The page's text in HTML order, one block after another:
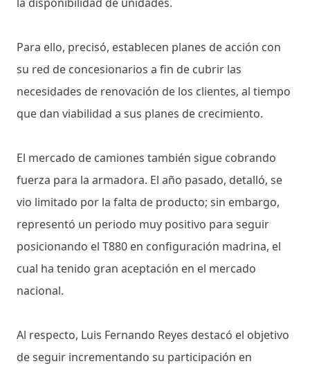
Para ello, precisó, establecen planes de acción con
su red de concesionarios a fin de cubrir las
necesidades de renovación de los clientes, al tiempo
que dan viabilidad a sus planes de crecimiento.
El mercado de camiones también sigue cobrando
fuerza para la armadora. El año pasado, detalló, se
vio limitado por la falta de producto; sin embargo,
representó un periodo muy positivo para seguir
posicionando el T880 en configuración madrina, el
cual ha tenido gran aceptación en el mercado
nacional.
Al respecto, Luis Fernando Reyes destacó el objetivo
de seguir incrementando su participación en